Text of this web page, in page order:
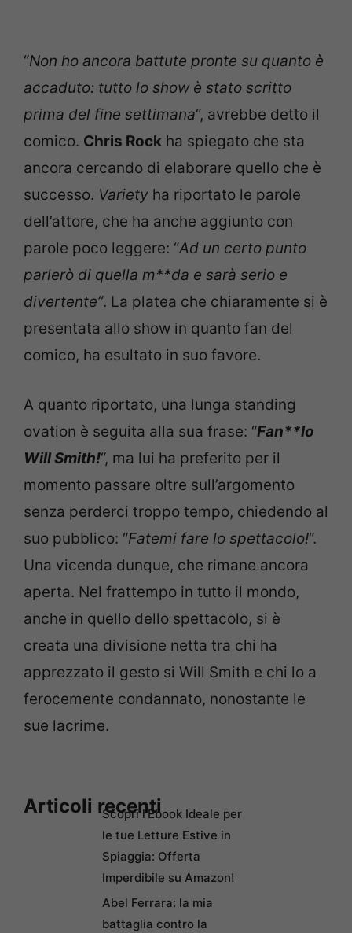
“Non ho ancora battute pronte su quanto è
accaduto: tutto lo show è stato scritto
prima del fine settimana“, avrebbe detto il
comico. Chris Rock ha spiegato che sta
ancora cercando di elaborare quello che è
successo. Variety ha riportato le parole
dell’attore, che ha anche aggiunto con
parole poco leggere: “Ad un certo punto
parlerò di quella m**da e sarà serio e
divertente”. La platea che chiaramente si è
presentata allo show in quanto fan del
comico, ha esultato in suo favore.
A quanto riportato, una lunga standing
ovation è seguita alla sua frase: “Fan**lo
Will Smith!“, ma lui ha preferito per il
momento passare oltre sull’argomento
senza perderci troppo tempo, chiedendo al
suo pubblico: “Fatemi fare lo spettacolo!“.
Una vicenda dunque, che rimane ancora
aperta. Nel frattempo in tutto il mondo,
anche in quello dello spettacolo, si è
creata una divisione netta tra chi ha
apprezzato il gesto si Will Smith e chi lo a
ferocemente condannato, nonostante le
sue lacrime.
Articoli recentiScopri l’Ebook Ideale per
le tue Letture Estive in
Spiaggia: Offerta
Imperdibile su Amazon!
Abel Ferrara: la mia
battaglia contro la